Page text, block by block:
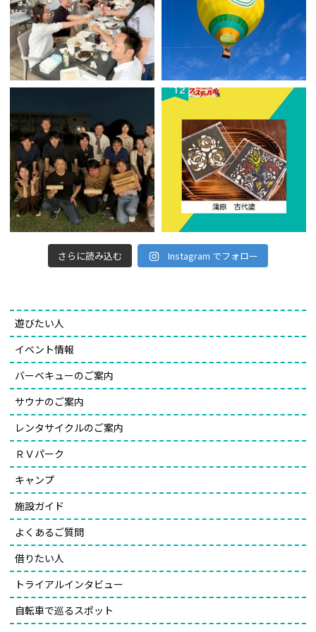
さらに読み込む Instagram でフォロー
遊びたい人
イベント情報
バーベキューのご案内
サウナのご案内
レンタサイクルのご案内
ＲＶパーク
キャンプ
施設ガイド
よくあるご質問
借りたい人
トライアルインタビュー
自転車で巡るスポット